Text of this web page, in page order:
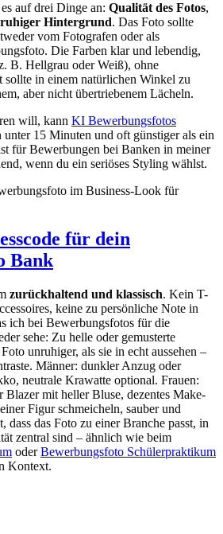
auf drei Dinge an: Qualität des Fotos,
ruhiger Hintergrund. Das Foto sollte
vom Fotografen oder als
Die Farben klar und lebendig,
B. Hellgrau oder Weiß), ohne
in einem natürlichen Winkel zu
aber nicht übertriebenem Lächeln.
will, kann KI Bewerbungsfotos
unter 15 Minuten und oft günstiger als ein
für Bewerbungen bei Banken in meiner
wenn du ein seriöses Styling wählst.
im Business-Look für
für dein
Bank
zurückhaltend und klassisch. Kein T-
keine zu persönliche Note in
ich bei Bewerbungsfotos für die
sehe: Zu helle oder gemusterte
unruhiger, als sie in echt aussehen –
Männer: dunkler Anzug oder
neutrale Krawatte optional. Frauen:
Blazer mit heller Bluse, dezentes Make-
Figur schmeicheln, sauber und
dass das Foto zu einer Branche passt, in
zentral sind – ähnlich wie beim
oderBewerbungsfoto Schülerpraktikum
Kontext.